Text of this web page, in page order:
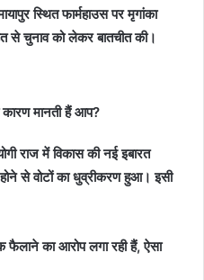
स्थित फार्महाउस पर मृगांका
से चुनाव को लेकर बातचीत की।
कारण मानती हैं आप?
राज में विकास की नई इबारत
से वोटों का धुव्रीकरण हुआ। इसी
का आरोप लगा रही हैं, ऐसा